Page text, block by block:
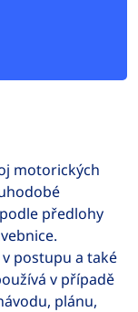
motorických
předlohy
postupu a také
v případě
plánu,